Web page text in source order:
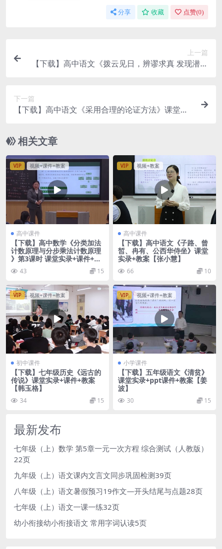
分享 收藏 点赞(0)
上一篇
【下载】高中语文《拨云见日，辨谬求真 发现潜藏
下一篇
【下载】高中语文《采用合理的论证方法》课堂实
相关文章
VIP 视频+课件+教案
高中课件
【下载】高中数学《分类加法
计数原理与分步乘法计数原理
》第3课时 课堂实录+课件+教
案【汪婷】
43 15
VIP 视频+教案
高中课件
【下载】高中语文《子路、曾
皙、冉有、公西华侍坐》课堂
实录+教案【张小慧】
66 10
VIP 视频+课件+教案
初中课件
【下载】七年级历史《远古的
传说》课堂实录+课件+教案
【韩玉格】
34 15
VIP 视频+课件+教案
小学课件
【下载】五年级语文《清贫》
课堂实录+ppt课件+教案【姜
波】
30 15
最新发布
七年级（上）数学 第5章一元一次方程 综合测试（人教版）
22页
九年级（上）语文课内文言文同步巩固检测39页
八年级（上）语文暑假预习19作文—开头结尾与点题28页
七年级（上）语文一课一练32页
幼小衔接幼小衔接语文 常用字词认读5页